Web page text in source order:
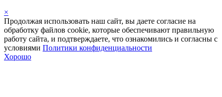
×
Продолжая использовать наш сайт, вы даете согласие на
обработку файлов cookie, которые обеспечивают правильную
работу сайта, и подтверждаете, что ознакомились и согласны с
условиями Политики конфиденциальности
Хорошо